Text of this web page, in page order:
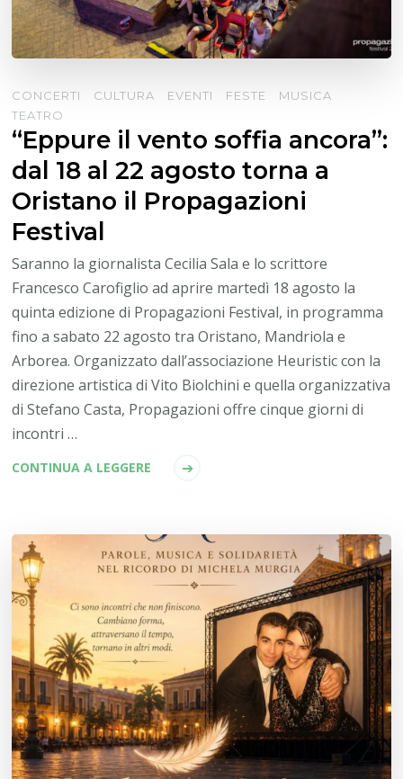
CONCERTI CULTURA EVENTI FESTE
MUSICA
TEATRO
“Eppure il vento soffia ancora”:
dal 18 al 22 agosto torna a
Oristano il Propagazioni
Festival
Saranno la giornalista Cecilia Sala e lo scrittore
Francesco Carofiglio ad aprire martedì 18 agosto la
quinta edizione di Propagazioni Festival, in programma
fino a sabato 22 agosto tra Oristano, Mandriola e
Arborea. Organizzato dall’associazione Heuristic con la
direzione artistica di Vito Biolchini e quella organizzativa
di Stefano Casta, Propagazioni offre cinque giorni di
incontri …
CONTINUA A LEGGERE